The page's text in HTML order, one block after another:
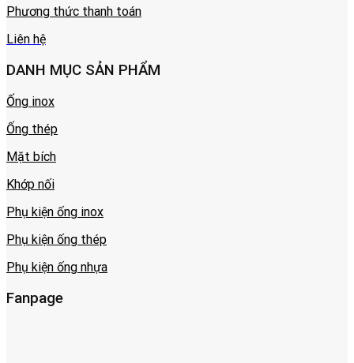
Phương thức thanh toán
Liên hệ
DANH MỤC SẢN PHẨM
Ống inox
Ống thép
Mặt bích
Khớp nối
Phụ kiện ống inox
Phụ kiện ống thép
Phụ kiện ống nhựa
Fanpage